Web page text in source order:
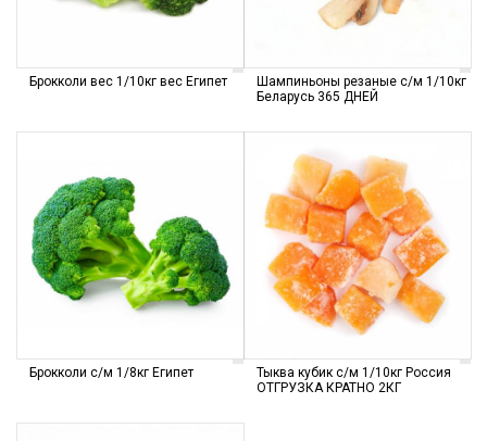
Брокколи вес 1/10кг вес Египет
Шампиньоны резаные с/м 1/10кг
Беларусь 365 ДНЕЙ
Брокколи с/м 1/8кг Египет
Тыква кубик с/м 1/10кг Россия
ОТГРУЗКА КРАТНО 2КГ